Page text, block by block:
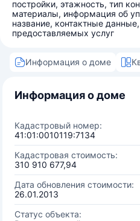
постройки, этажность, тип
материалы, информация об
название, контактные
предоставляемых услуг
Информация о доме
Информация о доме
Кадастровый номер:
41:01:0010119:7134
Кадастровая стоимость:
310 910 677,94
Дата обновления стоимости:
26.01.2013
Статус объекта: